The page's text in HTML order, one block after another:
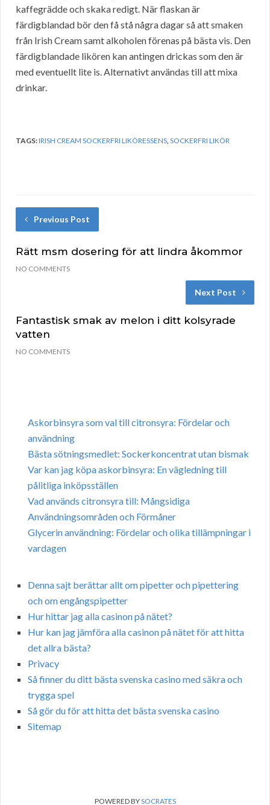
kaffegrädde och skaka redigt. När flaskan är
färdigblandad bör den få stå några dagar så att smaken
från Irish Cream samt alkoholen förenas på bästa vis. Den
färdigblandade likören kan antingen drickas som den är
med eventuellt lite is. Alternativt användas till att mixa
drinkar.
TAGS:IRISH CREAM SOCKERFRI LIKÖRESSENS,SOCKERFRI LIKÖR
Previous Post
Rätt msm dosering för att lindra åkommor
NO COMMENTS
Next Post
Fantastisk smak av melon i ditt kolsyrade
vatten
NO COMMENTS
Askorbinsyra som val till citronsyra: Fördelar och
användning
Bästa sötningsmedlet: Sockerkoncentrat utan bismak
Var kan jag köpa askorbinsyra: En vägledning till
pålitliga inköpsställen
Vad används citronsyra till: Mångsidiga
Användningsområden och Förmåner
Glycerin användning: Fördelar och olika tillämpningar i
vardagen
Denna sajt berättar allt om pipetter och pipettering
och om engångspipetter
Hur hittar jag alla casinon på nätet?
Hur kan jag jämföra alla casinon på nätet för att hitta
det allra bästa?
Privacy
Så finner du ditt bästa svenska casino med säkra och
trygga spel
Så gör du för att hitta det bästa svenska casino
Sitemap
POWERED BYSOCRATES